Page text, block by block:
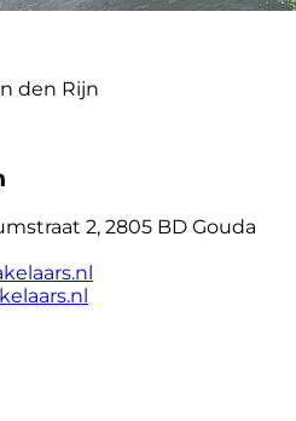
den Rijn
2, 2805 BD Gouda